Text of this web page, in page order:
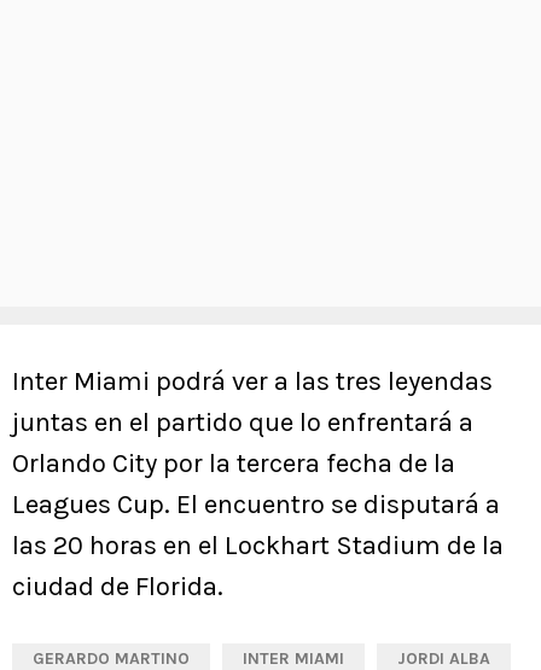
Inter Miami podrá ver a las tres leyendas
juntas en el partido que lo enfrentará a
Orlando City por la tercera fecha de la
Leagues Cup. El encuentro se disputará a
las 20 horas en el Lockhart Stadium de la
ciudad de Florida.
GERARDO MARTINO INTER MIAMI JORDI ALBA